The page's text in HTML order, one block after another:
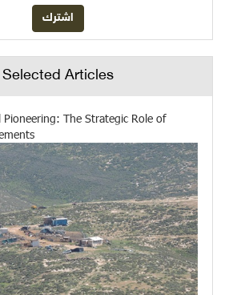
Selected Articles
Pioneering: The Strategic Role of